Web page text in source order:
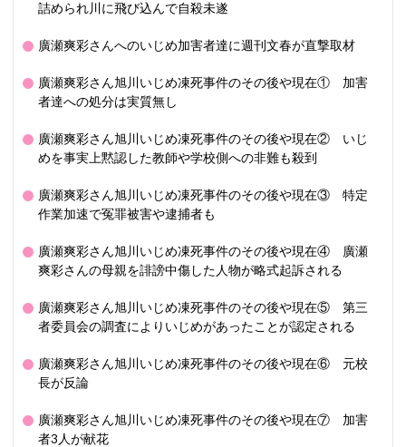
詰められ川に飛び込んで自殺未遂
廣瀬爽彩さんへのいじめ加害者達に週刊文春が直撃取材
廣瀬爽彩さん旭川いじめ凍死事件のその後や現在① 加害
者達への処分は実質無し
廣瀬爽彩さん旭川いじめ凍死事件のその後や現在② いじ
めを事実上黙認した教師や学校側への非難も殺到
廣瀬爽彩さん旭川いじめ凍死事件のその後や現在③ 特定
作業加速で冤罪被害や逮捕者も
廣瀬爽彩さん旭川いじめ凍死事件のその後や現在④ 廣瀬
爽彩さんの母親を誹謗中傷した人物が略式起訴される
廣瀬爽彩さん旭川いじめ凍死事件のその後や現在⑤ 第三
者委員会の調査によりいじめがあったことが認定される
廣瀬爽彩さん旭川いじめ凍死事件のその後や現在⑥ 元校
長が反論
廣瀬爽彩さん旭川いじめ凍死事件のその後や現在⑦ 加害
者3人が献花